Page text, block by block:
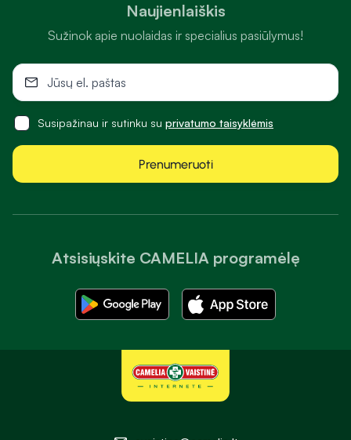
Atsisiųskite CAMELIA programėlę
Naujienlaiškis
Sužinok apie nuolaidas ir specialius pasiūlymus!
Susipažinau ir sutinku su privatumo taisyklėmis
Prenumeruoti